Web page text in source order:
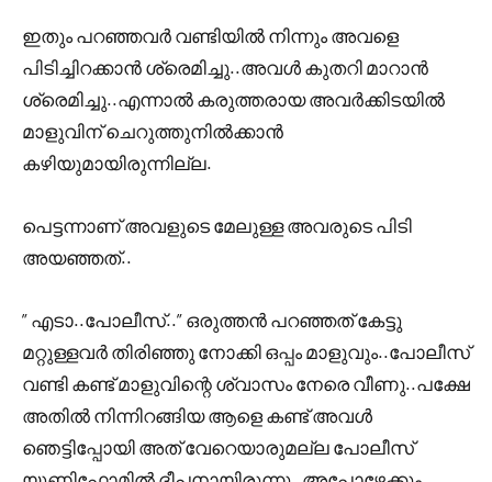
ഇതും പറഞ്ഞവർ വണ്ടിയിൽ നിന്നും അവളെ
പിടിച്ചിറക്കാൻ ശ്രെമിച്ചു..അവൾ കുതറി മാറാൻ
ശ്രെമിച്ചു..എന്നാൽ കരുത്തരായ അവർക്കിടയിൽ
മാളുവിന് ചെറുത്തുനിൽക്കാൻ
കഴിയുമായിരുന്നില്ല.
പെട്ടന്നാണ് അവളുടെ മേലുള്ള അവരുടെ പിടി
അയഞ്ഞത്..
” എടാ..പോലീസ്..” ഒരുത്തൻ പറഞ്ഞത് കേട്ടു
മറ്റുള്ളവർ തിരിഞ്ഞു നോക്കി ഒപ്പം മാളുവും..പോലീസ്
വണ്ടി കണ്ട്‌ മാളുവിന്റെ ശ്വാസം നേരെ വീണു..പക്ഷേ
അതിൽ നിന്നിറങ്ങിയ ആളെ കണ്ട്‌ അവൾ
ഞെട്ടിപ്പോയി അത് വേറെയാരുമല്ല പോലീസ്